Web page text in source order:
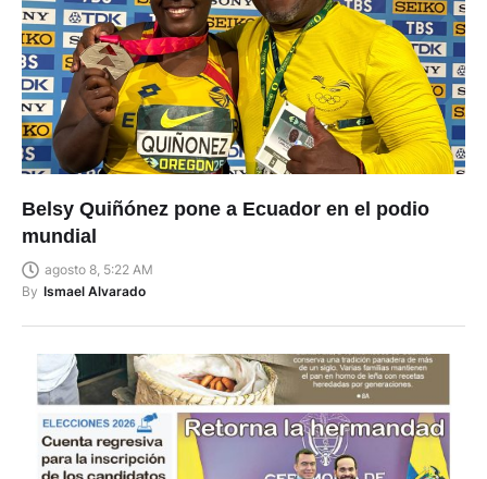
Belsy Quiñónez pone a Ecuador en el podio
mundial
agosto 8, 5:22 AM
By Ismael Alvarado